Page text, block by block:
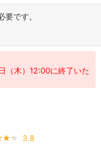
要です。
（木）12:00に終了いた
3.8